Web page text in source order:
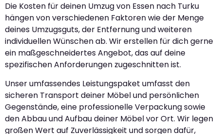
Die Kosten für deinen Umzug von Essen nach Turku
hängen von verschiedenen Faktoren wie der Menge
deines Umzugsguts, der Entfernung und weiteren
individuellen Wünschen ab. Wir erstellen für dich gerne
ein maßgeschneidertes Angebot, das auf deine
spezifischen Anforderungen zugeschnitten ist.
Unser umfassendes Leistungspaket umfasst den
sicheren Transport deiner Möbel und persönlichen
Gegenstände, eine professionelle Verpackung sowie
den Abbau und Aufbau deiner Möbel vor Ort. Wir legen
großen Wert auf Zuverlässigkeit und sorgen dafür,